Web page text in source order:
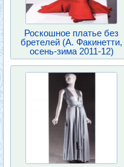
Роскошное платье без
бретелей (А. Факинетти,
осень-зима 2011-12)